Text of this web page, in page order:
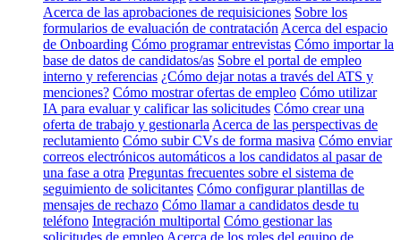
Acerca de las aprobaciones de requisiciones Sobre los
formularios de evaluación de contratación Acerca del espacio
de Onboarding Cómo programar entrevistas Cómo importar la
base de datos de candidatos/as Sobre el portal de empleo
interno y referencias ¿Cómo dejar notas a través del ATS y
menciones? Cómo mostrar ofertas de empleo Cómo utilizar
IA para evaluar y calificar las solicitudes Cómo crear una
oferta de trabajo y gestionarla Acerca de las perspectivas de
reclutamiento Cómo subir CVs de forma masiva Cómo enviar
correos electrónicos automáticos a los candidatos al pasar de
una fase a otra Preguntas frecuentes sobre el sistema de
seguimiento de solicitantes Cómo configurar plantillas de
mensajes de rechazo Cómo llamar a candidatos desde tu
teléfono Integración multiportal Cómo gestionar las
solicitudes de empleo Acerca de los roles del equipo de